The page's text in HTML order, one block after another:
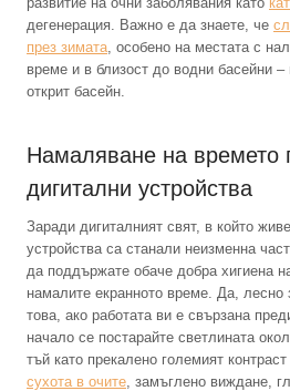
дегенерация. Важно е да знаете, че
през зимата , особено на местата с
време и в близост до водни басейни
открит басейн.
Намаляване на времето
дигитални устройства
Заради дигиталният свят, в който
устройства са станали неизменна
да поддържате обаче добра хигиена
намалите екранното време. Да, лесно
това, ако работата ви е свързана
начало се постарайте светлината
тъй като прекалено големият
сухота в очите , замъглено виждане,